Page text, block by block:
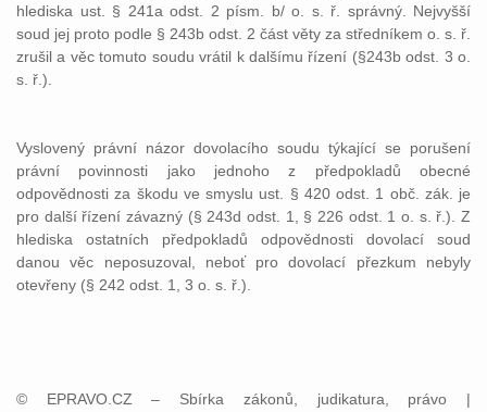
hlediska ust. § 241a odst. 2 písm. b/ o. s. ř. správný. Nejvyšší
soud jej proto podle § 243b odst. 2 část věty za středníkem o. s. ř.
zrušil a věc tomuto soudu vrátil k dalšímu řízení (§243b odst. 3 o.
s. ř.).
Vyslovený právní názor dovolacího soudu týkající se porušení
právní povinnosti jako jednoho z předpokladů obecné
odpovědnosti za škodu ve smyslu ust. § 420 odst. 1 obč. zák. je
pro další řízení závazný (§ 243d odst. 1, § 226 odst. 1 o. s. ř.). Z
hlediska ostatních předpokladů odpovědnosti dovolací soud
danou věc neposuzoval, neboť pro dovolací přezkum nebyly
otevřeny (§ 242 odst. 1, 3 o. s. ř.).
© EPRAVO.CZ – Sbírka zákonů, judikatura, právo |